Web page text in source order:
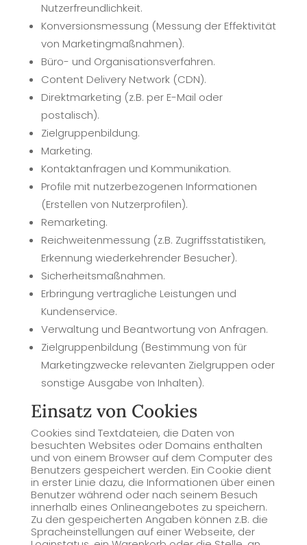
Nutzerfreundlichkeit.
Konversionsmessung (Messung der Effektivität
von Marketingmaßnahmen).
Büro- und Organisationsverfahren.
Content Delivery Network (CDN).
Direktmarketing (z.B. per E-Mail oder
postalisch).
Zielgruppenbildung.
Marketing.
Kontaktanfragen und Kommunikation.
Profile mit nutzerbezogenen Informationen
(Erstellen von Nutzerprofilen).
Remarketing.
Reichweitenmessung (z.B. Zugriffsstatistiken,
Erkennung wiederkehrender Besucher).
Sicherheitsmaßnahmen.
Erbringung vertragliche Leistungen und
Kundenservice.
Verwaltung und Beantwortung von Anfragen.
Zielgruppenbildung (Bestimmung von für
Marketingzwecke relevanten Zielgruppen oder
sonstige Ausgabe von Inhalten).
Einsatz von Cookies
Cookies sind Textdateien, die Daten von
besuchten Websites oder Domains enthalten
und von einem Browser auf dem Computer des
Benutzers gespeichert werden. Ein Cookie dient
in erster Linie dazu, die Informationen über einen
Benutzer während oder nach seinem Besuch
innerhalb eines Onlineangebotes zu speichern.
Zu den gespeicherten Angaben können z.B. die
Spracheinstellungen auf einer Webseite, der